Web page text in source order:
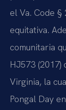
el Va. Code §
equitativa.
comunitaria
HJ573 (2017)
Virginia, la
Pongal Day